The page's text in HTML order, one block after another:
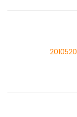
2010520